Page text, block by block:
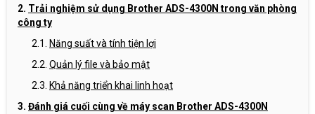
Trải nghiệm sử dụng Brother ADS-4300N trong văn phòng
công ty
Năng suất và tính tiện lợi
Quản lý file và bảo mật
Khả năng triển khai linh hoạt
Đánh giá cuối cùng về máy scan Brother ADS-4300N